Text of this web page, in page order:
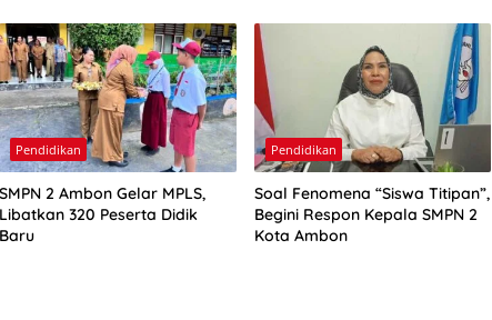
Pendidikan
SMPN 2 Ambon Gelar MPLS,
Libatkan 320 Peserta Didik
Baru
Pendidikan
Soal Fenomena “Siswa Titipan”,
Begini Respon Kepala SMPN 2
Kota Ambon